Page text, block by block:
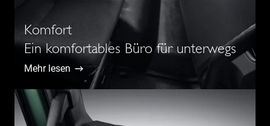
Komfort
Ein komfortables Büro für unterwegs
Mehr lesen